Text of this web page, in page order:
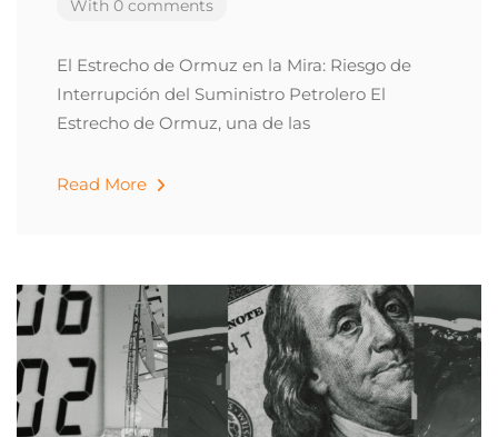
With 0 comments
El Estrecho de Ormuz en la Mira: Riesgo de
Interrupción del Suministro Petrolero El
Estrecho de Ormuz, una de las
Read More